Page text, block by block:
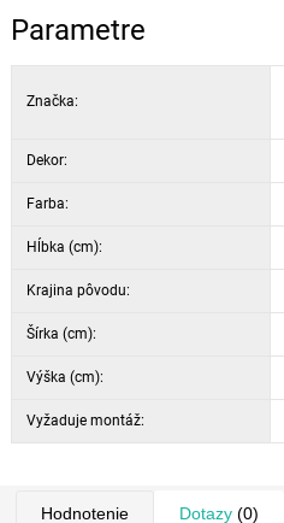
Parametre
Značka:
Dekor:
Farba:
Hĺbka (cm):
Krajina pôvodu:
Šírka (cm):
Výška (cm):
Vyžaduje montáž:
Hodnotenie Dotazy(0)